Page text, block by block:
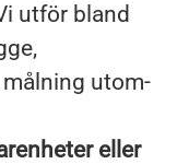
utför bland
utom-
eller